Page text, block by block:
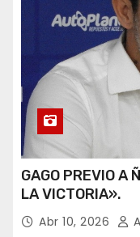
GAGO PREVIO A
LA VICTORIA».
Abr 10, 2026